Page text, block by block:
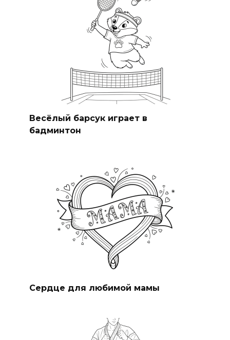
Весёлый барсук играет в
бадминтон
Сердце для любимой мамы